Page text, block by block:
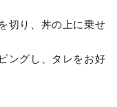
切り、丼の上に乗せ
ングし、タレをお好